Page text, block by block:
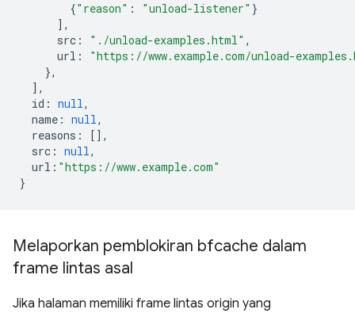
{"reason" : "unload-listener" }
],
src : "./unload-examples.html" ,
url :
"https://www.example.com/unload-
},
],
id : null,
name : null,
reasons :
[],
src : null,
url : "https://www.example.com"
}
Melaporkan pemblokiran bfcache dalam
frame lintas asal
Jika halaman memiliki frame lintas origin yang